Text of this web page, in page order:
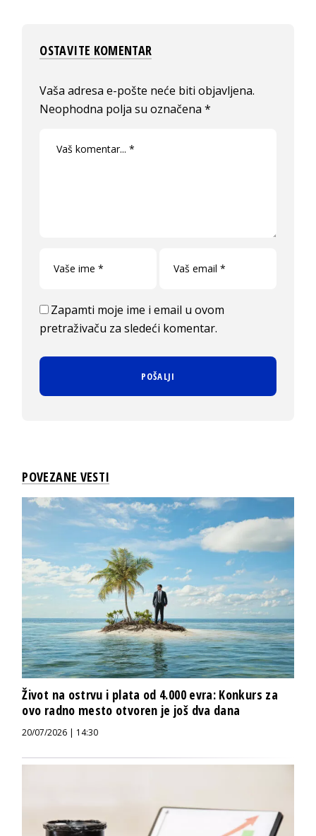
OSTAVITE KOMENTAR
Vaša adresa e-pošte neće biti objavljena.
Neophodna polja su označena*
Zapamti moje ime i email u ovom
pretraživaču za sledeći komentar.
POVEZANE VESTI
Život na ostrvu i plata od 4.000 evra: Konkurs za
ovo radno mesto otvoren je još dva dana
20/07/2026 | 14:30